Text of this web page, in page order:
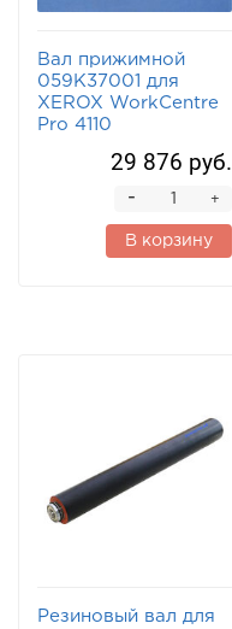
Вал прижимной
059K37001 для
XEROX WorkCentre
Pro 4110
29 876 руб.
+
-
В корзину
Резиновый вал для